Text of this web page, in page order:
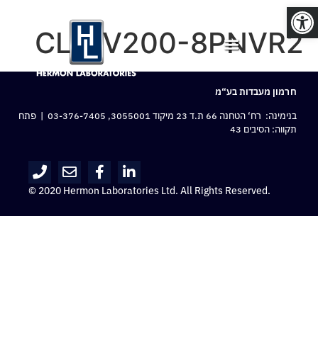
פתח סרגל נגישות
CLR-V200-8PNVR2
חרמון מעבדות בע“מ
בנימינה: רח‘ הטחנה 66 ת.ד 23 מיקוד 3055001,
03-376-7405 | פתח
תקווה: הסיבים 43
© 2020 Hermon Laboratories Ltd. All Rights Reserved.